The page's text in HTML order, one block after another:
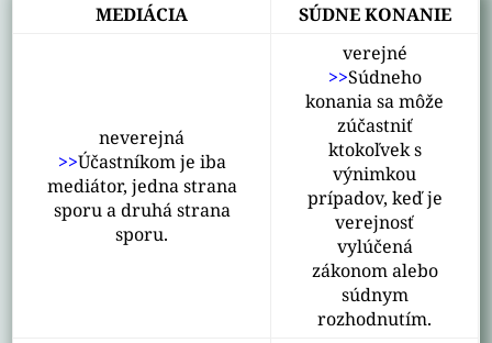
MEDIÁCIA SÚDNE KONANIE
neverejná
>>Účastníkom je iba
mediátor, jedna strana
sporu a druhá strana
sporu.
verejné
>>Súdneho
konania sa môže
zúčastniť
ktokoľvek s
výnimkou
prípadov, keď je
verejnosť
vylúčená
zákonom alebo
súdnym
rozhodnutím.